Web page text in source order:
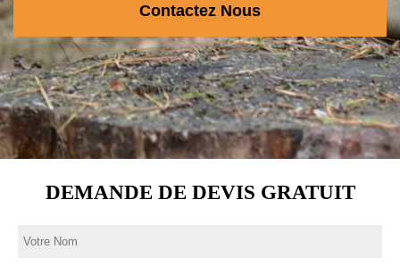
Contactez Nous
DEMANDE DE DEVIS GRATUIT